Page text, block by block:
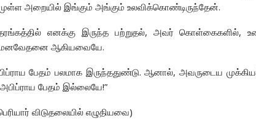
அறையில் இங்கும் அங்கும் உலவிக்கொண்டிருந்தேன்.
எனக்கு இருந்த பற்றுதல், அவர் கொள்கைகளில்,
மனவேதனை ஆகியவையே.
பேதம் பலமாக இருந்ததுண்டு. ஆனால், அவருடைய
பேதம் இல்லையே!”
விடுதலையில் எழுதியவை)